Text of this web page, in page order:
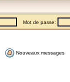
Mot de passe:
Nouveaux messages